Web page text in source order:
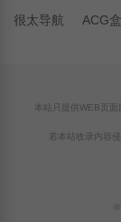
很太导航 ACG
本站只提供WEB页面
若本站收录内容